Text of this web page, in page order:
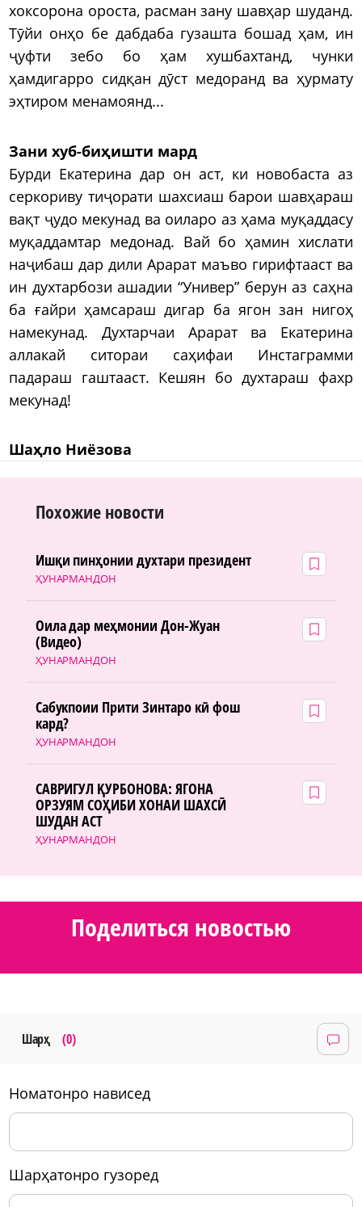
хоксорона ороста, расман зану шавҳар шуданд.
Тӯйи онҳо бе дабдаба гузашта бошад ҳам, ин
ҷуфти зебо бо ҳам хушбахтанд, чунки
ҳамдигарро сидқан дӯст медоранд ва ҳурмату
эҳтиром менамоянд...
Зани хуб-биҳишти мард
Бурди Екатерина дар он аст, ки новобаста аз
серкориву тиҷорати шахсиаш барои шавҳараш
вақт ҷудо мекунад ва оиларо аз ҳама муқаддасу
муқаддамтар медонад. Вай бо ҳамин хислати
наҷибаш дар дили Арарат маъво гирифтааст ва
ин духтарбози ашадии “Универ” берун аз саҳна
ба ғайри ҳамсараш дигар ба ягон зан нигоҳ
намекунад. Духтарчаи Арарат ва Екатерина
аллакай ситораи саҳифаи Инстаграмми
падараш гаштааст. Кешян бо духтараш фахр
мекунад!
Шаҳло Ниёзова
Похожие новости
ҲУНАРМАНДОН
Ишқи пинҳонии духтари президент
ҲУНАРМАНДОН
Оила дар меҳмонии Дон-Жуан
(Видео)
ҲУНАРМАНДОН
Сабукпоии Прити Зинтаро кӣ фош
кард?
ҲУНАРМАНДОН
САВРИГУЛ ҚУРБОНОВА: ЯГОНА
ОРЗУЯМ СОҲИБИ ХОНАИ ШАХСӢ
ШУДАН АСТ
Поделиться новостью
Шарҳ (0)
номатонро нависед
шарҳатонро гузоред